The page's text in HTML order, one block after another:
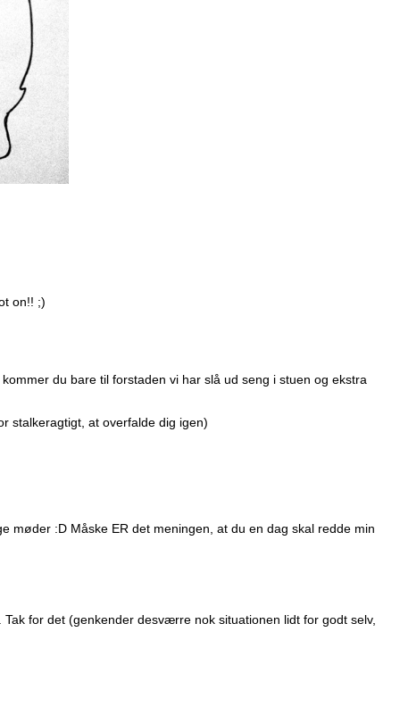
on!! ;)
du bare til forstaden vi har slå ud seng i stuen og ekstra
stalkeragtigt, at overfalde dig igen)
møder :D Måske ER det meningen, at du en dag skal redde min
for det (genkender desværre nok situationen lidt for godt selv,